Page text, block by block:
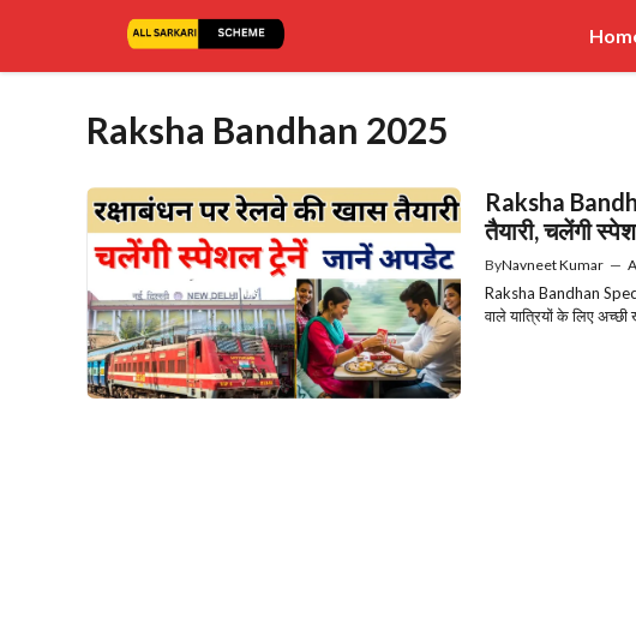
content
Raksha Bandhan 2025
Raksha
तैयारी, चलेंगी
ByNavneet Kumar —
Raksha Bandhan
वाले यात्रियों के लिए अच्छी